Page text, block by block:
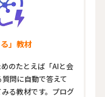
」教材
のたとえば「AIと会
問に自動で答えて
る教材です。プログ